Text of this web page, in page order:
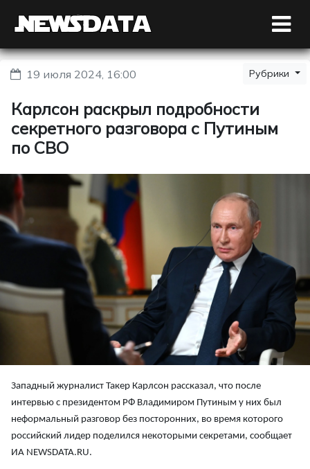
19 июля 2024, 16:00 Рубрики
Карлсон раскрыл подробности
секретного разговора с Путиным
по СВО
Западный журналист Такер Карлсон рассказал, что после
интервью с президентом РФ Владимиром Путиным у них был
неформальный разговор без посторонних, во время которого
российский лидер поделился некоторыми секретами, сообщает
ИА NEWSDATA.RU.